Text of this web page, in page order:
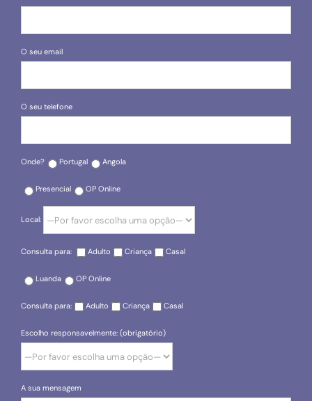
O seu email
O seu telefone
Onde? Portugal Angola
Presencial OP Online
Local:
Consulta para: Adulto Criança Casal
Luanda OP Online
Consulta para: Adulto Criança Casal
Escolho responsavelmente: (obrigatório)
A sua mensagem